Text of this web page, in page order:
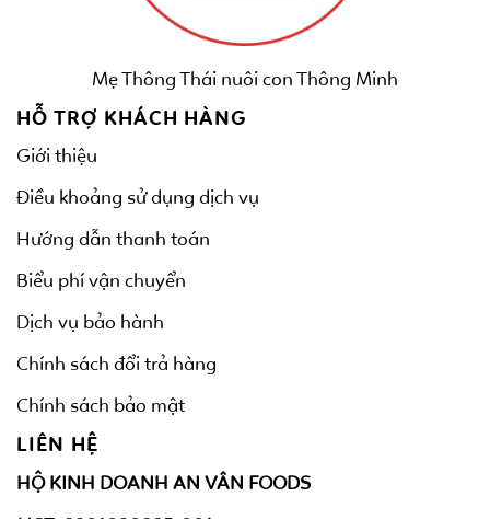
Mẹ Thông Thái nuôi con Thông Minh
HỖ TRỢ KHÁCH HÀNG
Giới thiệu
Điều khoảng sử dụng dịch vụ
Hướng dẫn thanh toán
Biểu phí vận chuyển
Dịch vụ bảo hành
Chính sách đổi trả hàng
Chính sách bảo mật
LIÊN HỆ
HỘ KINH DOANH AN VÂN FOODS